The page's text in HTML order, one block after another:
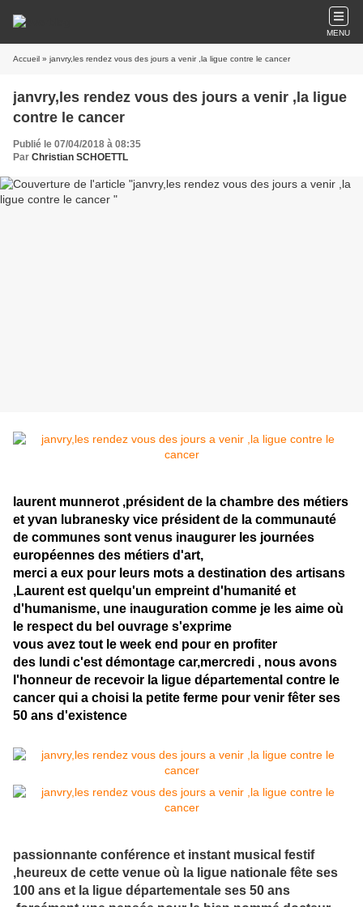
MENU
Accueil » janvry,les rendez vous des jours a venir ,la ligue contre le cancer
janvry,les rendez vous des jours a venir ,la ligue
contre le cancer
Publié le 07/04/2018 à 08:35
Par Christian SCHOETTL
laurent munnerot ,président de la chambre des métiers
et yvan lubranesky vice président de la communauté
de communes sont venus inaugurer les journées
européennes des métiers d'art,
merci a eux pour leurs mots a destination des artisans
,Laurent est quelqu'un empreint d'humanité et
d'humanisme, une inauguration comme je les aime où
le respect du bel ouvrage s'exprime
vous avez tout le week end pour en profiter
des lundi c'est démontage car,mercredi , nous avons
l'honneur de recevoir la ligue départemental contre le
cancer qui a choisi la petite ferme pour venir fêter ses
50 ans d'existence
passionnante conférence et instant musical festif
,heureux de cette venue où la ligue nationale fête ses
100 ans et la ligue départementale ses 50 ans